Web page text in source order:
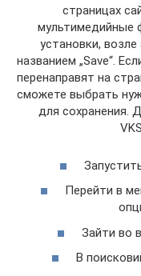
страницах
мультимедийные
установки,
названием „Save“.
перенаправят на
сможете выбрать
для сохранения.
Перейти в
Зайти во
В